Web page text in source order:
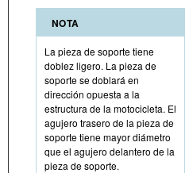
NOTA
La pieza de soporte tiene
doblez ligero. La pieza de
soporte se doblará en
dirección opuesta a la
estructura de la motocicleta. El
agujero trasero de la pieza de
soporte tiene mayor diámetro
que el agujero delantero de la
pieza de soporte.